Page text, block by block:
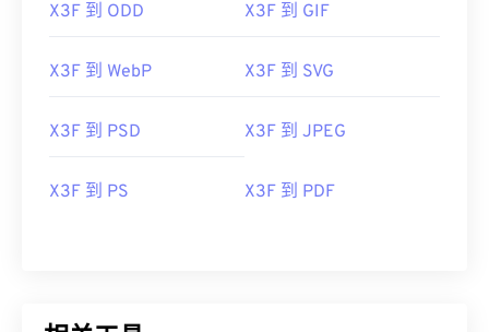
X3F 到 ODD X3F 到 GIF
X3F 到 WebP X3F 到 SVG
X3F 到 PSD X3F 到 JPEG
X3F 到 PS X3F 到 PDF